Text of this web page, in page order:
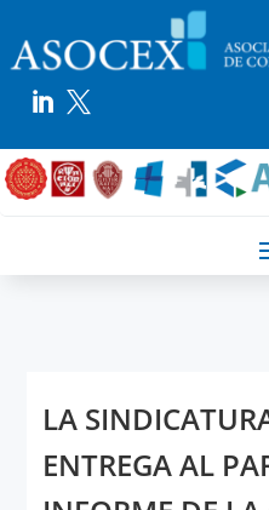
 
LA
ENTREGA AL